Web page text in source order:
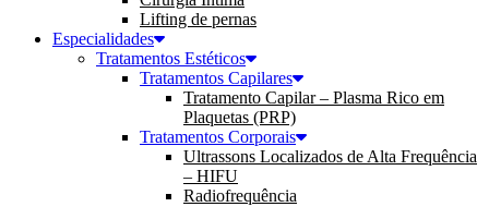
Lifting de pernas
Especialidades
Tratamentos Estéticos
Tratamentos Capilares
Tratamento Capilar – Plasma Rico em
Plaquetas (PRP)
Tratamentos Corporais
Ultrassons Localizados de Alta Frequência
– HIFU
Radiofrequência